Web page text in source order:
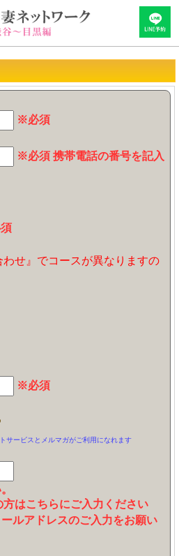
※必須
※必須 携帯電話の番号を記入
せ』でコースが異なりますの
※必須
ービスとメルマガがご利用になれます
はこちらにご入力ください
ルアドレスのご入力をお願い